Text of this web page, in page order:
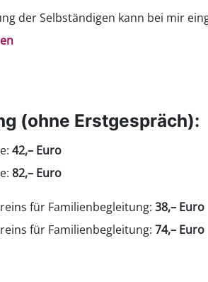
der Selbständigen kann bei mir
(ohne Erstgespräch):
42,– Euro
82,– Euro
für Familienbegleitung: 38,– Euro
für Familienbegleitung: 74,– Euro